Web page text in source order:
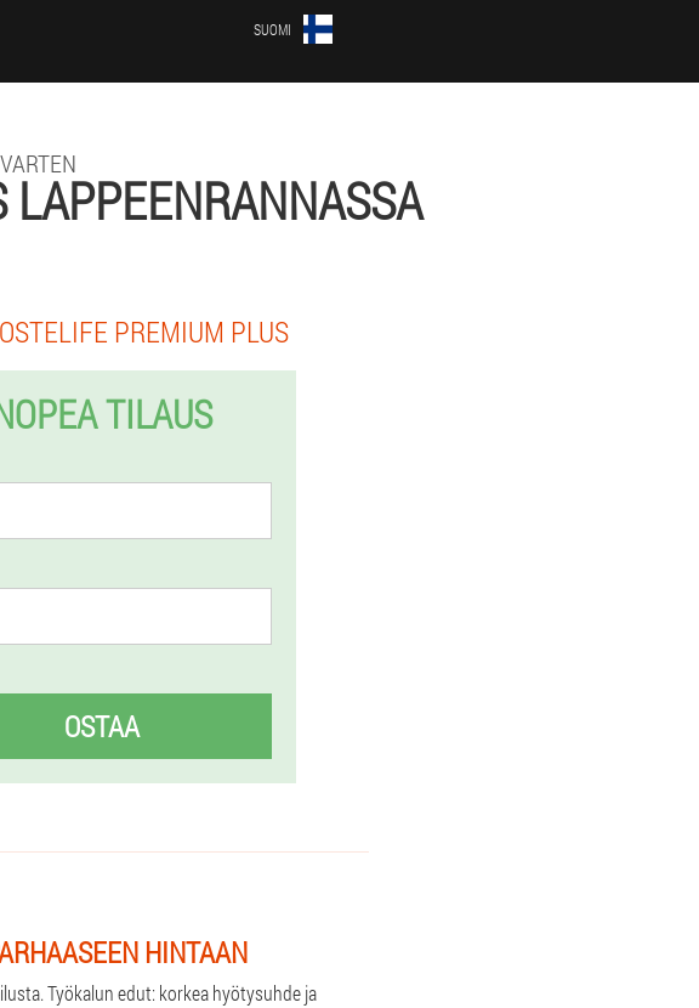
SUOMI
PREMIUM PLUS
TILAUS
OSTAA
HINTAAN
Työkalun edut: korkea hyötysuhde ja